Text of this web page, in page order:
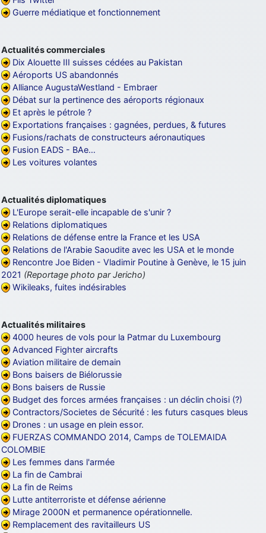
d9pouces: Joyeux Noël à tous !
comme le Prytanée dans la Sarthe, ça ne peut pas faire de mal !
d9pouces: C'est plutôt après le lycée, voire après une prépa
scientifique, tu as donc encore un peu de temps devant toi
yaellerigolow: bonjour a tous je suis un élève de première
passionnée par l'aviation militaire , pourrais je savoir que faire après
le lycée pour s'orienter et pouvoir devenir officier de l'armée de l'air?
d9pouces: lesquels, par exemple ?
mahmoud: bonsoir, très instructif ce site .mais nous aimerions avoir
les photo des anciens appareils de l'armée de l'air de la haute -volta
jericho: Pour moi tout est à nouveau OK dirait-on… Merci à toi.
d9pouces
: En espérant n’avoir coupé les accessoires de personne
au passage !
d9pouces: j'ai trouvé un palliatif un peu violent, mais ça devrait aller
un peu mieux
d9pouces: cette fois, c'est le Brésil et Singapour qui mettent le site
par terre
d9pouces: Désolé ! Mon filtrage a été un peu trop violent
manifestement
tout voir
Guerre médiatique et fonctionnement
Actualités commerciales
Dix Alouette III suisses cédées au Pakistan
Aéroports US abandonnés
Alliance AugustaWestland - Embraer
Débat sur la pertinence des aéroports régionaux
Et après le pétrole ?
Exportations françaises : gagnées, perdues, & futures
Fusions/rachats de constructeurs aéronautiques
Fusion EADS - BAe…
Les voitures volantes
Actualités diplomatiques
L'Europe serait-elle incapable de s'unir ?
Relations diplomatiques
Relations de défense entre la France et les USA
Relations de l'Arabie Saoudite avec les USA et le monde
Rencontre Joe Biden - Vladimir Poutine à Genève, le 15 juin
2021 (Reportage photo par Jericho)
Wikileaks, fuites indésirables
Actualités militaires
4000 heures de vols pour la Patmar du Luxembourg
Advanced Fighter aircrafts
Aviation militaire de demain
Bons baisers de Biélorussie
Bons baisers de Russie
Budget des forces armées françaises : un déclin choisi (?)
Contractors/Societes de Sécurité : les futurs casques bleus
Drones : un usage en plein essor.
FUERZAS COMMANDO 2014, Camps de TOLEMAIDA
COLOMBIE
Les femmes dans l'armée
La fin de Cambrai
La fin de Reims
Lutte antiterroriste et défense aérienne
Mirage 2000N et permanence opérationnelle.
Remplacement des ravitailleurs US